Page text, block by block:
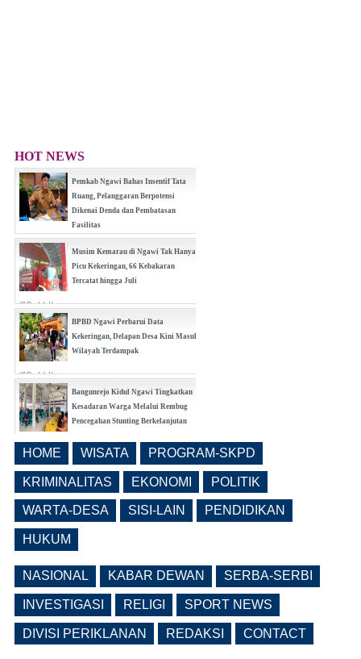
HOT NEWS
Pemkab Ngawi Bahas Insentif Tata
Ruang, Pelanggaran Berpotensi
Dikenai Denda dan Pembatasan
Fasilitas
(0 Reply(s))
Musim Kemarau di Ngawi Tak Hanya
Picu Kekeringan, 66 Kebakaran
Tercatat hingga Juli
(0 Reply(s))
BPBD Ngawi Perbarui Data
Kekeringan, Delapan Desa Kini Masuk
Wilayah Terdampak
(0 Reply(s))
Bangunrejo Kidul Ngawi Tingkatkan
Kesadaran Warga Melalui Rembug
Pencegahan Stunting Berkelanjutan
Ngawi Fokus di Eks Rumdin Wakil
Bupati
(0 Reply(s))
HOME WISATA PROGRAM-SKPD
KRIMINALITAS EKONOMI POLITIK
WARTA-DESA SISI-LAIN PENDIDIKAN
HUKUM
NASIONAL KABAR DEWAN SERBA-SERBI
INVESTIGASI RELIGI SPORT NEWS
DIVISI PERIKLANAN REDAKSI CONTACT